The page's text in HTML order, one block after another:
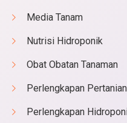
Media Tanam
Nutrisi Hidroponik
Obat Obatan Tanaman
Perlengkapan Pertanian
Perlengkapan